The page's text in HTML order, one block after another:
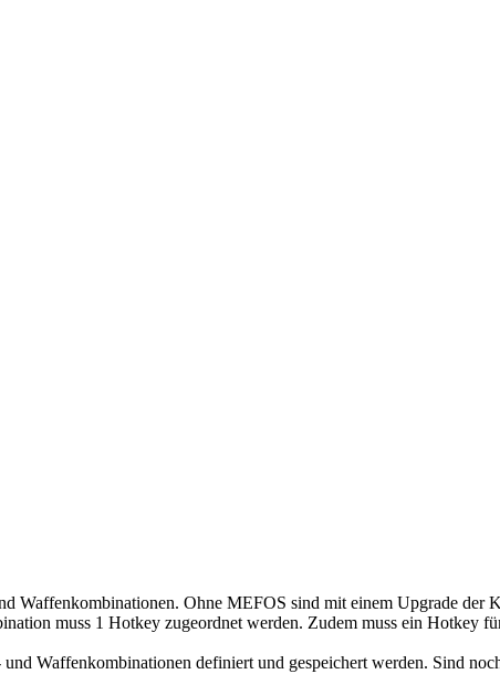
Waffenkombinationen. Ohne MEFOS sind mit einem Upgrade
muss 1 Hotkey zugeordnet werden. Zudem muss ein Hotkey
Waffenkombinationen definiert und gespeichert werden. Sind